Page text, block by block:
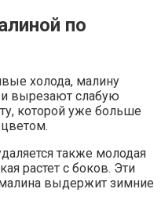
по
холода, малину
вырезают слабую
которой уже больше
также молодая
растет с боков. Эти
выдержит зимние